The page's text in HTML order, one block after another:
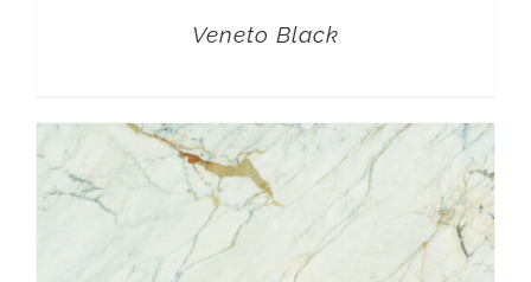
Veneto Black